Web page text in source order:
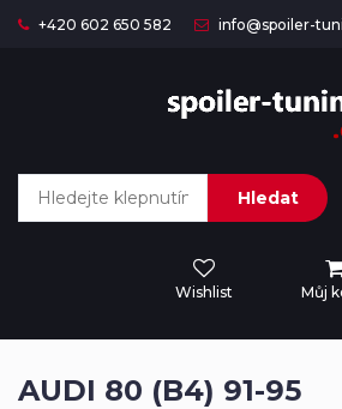
+420 602 650 582 info@spoiler-
Hledat
Wishlist Můj
AUDI 80 (B4) 91-95